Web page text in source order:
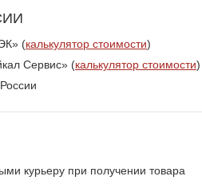
(калькулятор стоимости)
Сервис» (калькулятор стоимости)
курьеру при получении товара